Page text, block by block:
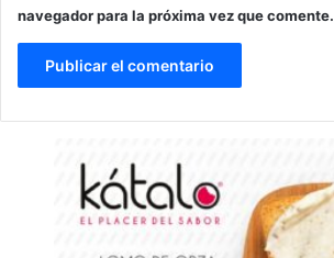
navegador para la próxima vez que comente.